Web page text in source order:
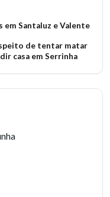
Santaluz e Valente
de tentar matar
casa em Serrinha